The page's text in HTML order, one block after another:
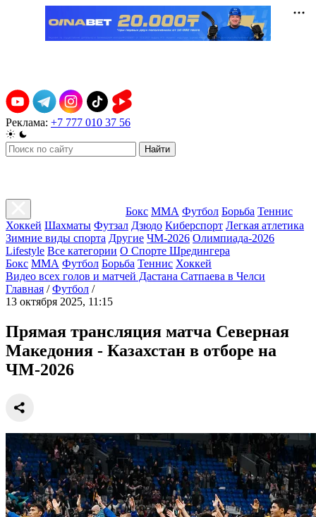
Реклама: +7 777 010 37 56
Найти
Бокс ММА Футбол Борьба Теннис
Хоккей Шахматы Футзал Дзюдо Киберспорт Легкая атлетика
Зимние виды спорта Другие ЧМ-2026 Олимпиада-2026
Lifestyle Все категории О Спорте Шредингера
Бокс ММА Футбол Борьба Теннис Хоккей
Видео всех голов и матчей Дастана Сатпаева в Челси
Главная / Футбол /
13 октября 2025, 11:15
Прямая трансляция матча Северная
Македония - Казахстан в отборе на
ЧМ-2026